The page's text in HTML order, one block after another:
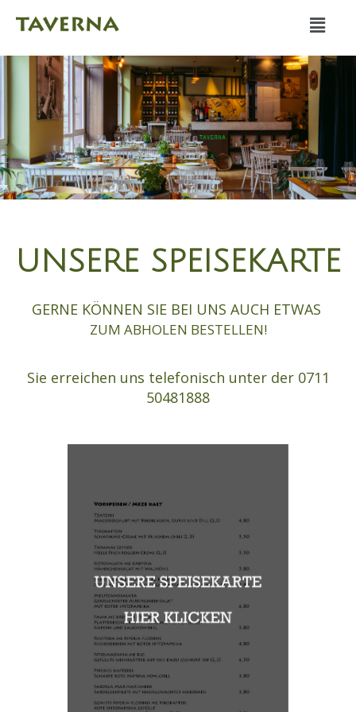
Inhalt
Menü
UNSERE SPEISEKARTE
GERNE KÖNNEN SIE BEI UNS AUCH ETWAS
ZUM ABHOLEN BESTELLEN!
Sie erreichen uns telefonisch unter der 0711
50481888